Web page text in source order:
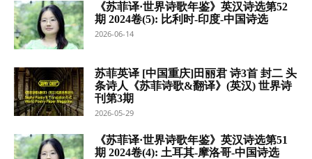
《苏菲译·世界诗歌年鉴》英汉诗选第52
期 2024卷(5): 比利时-印度-中国诗选
2026-06-14
苏菲英译 [中国重庆]田丽君 诗3首 封二 头
条诗人《苏菲诗歌&翻译》(英汉) 世界诗
刊第3期
2026-05-29
《苏菲译·世界诗歌年鉴》英汉诗选第51
期 2024卷(4): 土耳其-摩洛哥-中国诗选